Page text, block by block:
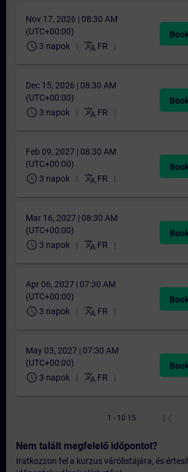
Nov 17, 2026 | 08:30 AM
(UTC+00:00)
schedule 3 napok translate FR
Dec 15, 2026 | 08:30 AM
(UTC+00:00)
schedule 3 napok translate FR
Feb 09, 2027 | 08:30 AM
(UTC+00:00)
schedule 3 napok translate FR
Mar 16, 2027 | 08:30 AM
(UTC+00:00)
schedule 3 napok translate FR
Apr 06, 2027 | 07:30 AM
(UTC+00:00)
schedule 3 napok translate FR
May 03, 2027 | 07:30 AM
(UTC+00:00)
schedule 3 napok translate FR
1 - 10 15
Nem talált megfelelő időpontot?
Iratkozzon fel a kurzus várólistájára, és